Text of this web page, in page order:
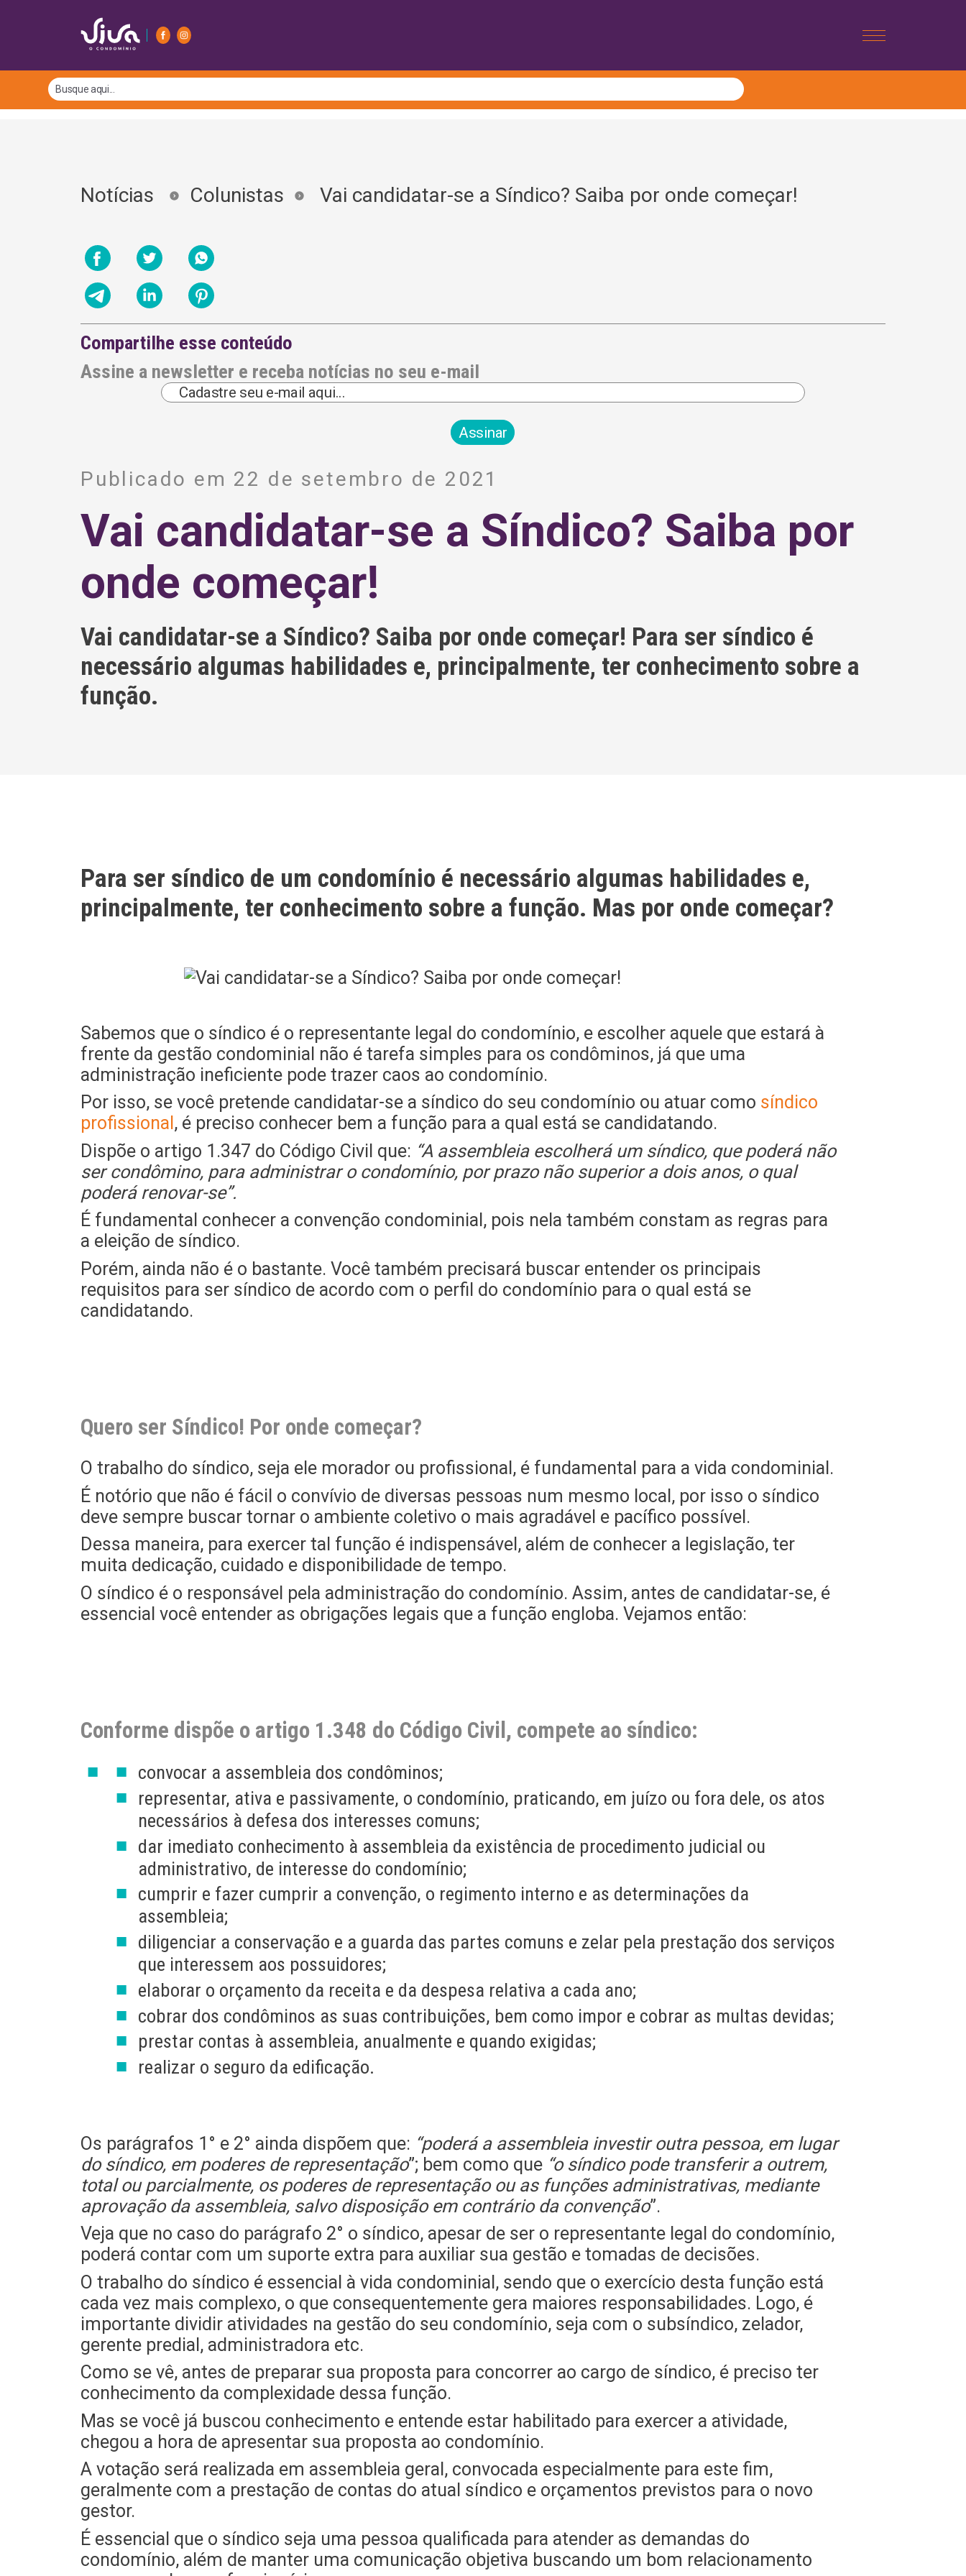
Notícias Colunistas Vai candidatar-se a Síndico? Saiba por onde começar!
Compartilhe esse conteúdo
Assine a newsletter e receba notícias no seu e-mail
e
n
a
e
:
Publicado em 22 de setembro de 2021
Vai candidatar-se a Síndico? Saiba por
onde começar!
Vai candidatar-se a Síndico? Saiba por onde começar! Para ser síndico é
necessário algumas habilidades e, principalmente, ter conhecimento sobre a
função.
Para ser síndico de um condomínio é necessário algumas habilidades e,
principalmente, ter conhecimento sobre a função. Mas por onde começar?
Sabemos que o síndico é o representante legal do condomínio, e escolher aquele que estará à
frente da gestão condominial não é tarefa simples para os condôminos, já que uma
administração ineficiente pode trazer caos ao condomínio.
Por isso, se você pretende candidatar-se a síndico do seu condomínio ou atuar como síndico
profissional , é preciso conhecer bem a função para a qual está se candidatando.
Dispõe o artigo 1.347 do Código Civil que: “A assembleia escolherá um síndico, que poderá não
ser condômino, para administrar o condomínio, por prazo não superior a dois anos, o qual
poderá renovar-se”.
É fundamental conhecer a convenção condominial, pois nela também constam as regras para
a eleição de síndico.
Porém, ainda não é o bastante. Você também precisará buscar entender os principais
requisitos para ser síndico de acordo com o perfil do condomínio para o qual está se
candidatando.
Quero ser Síndico! Por onde começar?
O trabalho do síndico, seja ele morador ou profissional, é fundamental para a vida condominial.
É notório que não é fácil o convívio de diversas pessoas num mesmo local, por isso o síndico
deve sempre buscar tornar o ambiente coletivo o mais agradável e pacífico possível.
Dessa maneira, para exercer tal função é indispensável, além de conhecer a legislação, ter
muita dedicação, cuidado e disponibilidade de tempo.
O síndico é o responsável pela administração do condomínio. Assim, antes de candidatar-se, é
essencial você entender as obrigações legais que a função engloba. Vejamos então:
Conforme dispõe o artigo 1.348 do Código Civil, compete ao síndico:
convocar a assembleia dos condôminos;
representar, ativa e passivamente, o condomínio, praticando, em juízo ou fora dele, os atos
necessários à defesa dos interesses comuns;
dar imediato conhecimento à assembleia da existência de procedimento judicial ou
administrativo, de interesse do condomínio;
cumprir e fazer cumprir a convenção, o regimento interno e as determinações da
assembleia;
diligenciar a conservação e a guarda das partes comuns e zelar pela prestação dos serviços
que interessem aos possuidores;
elaborar o orçamento da receita e da despesa relativa a cada ano;
cobrar dos condôminos as suas contribuições, bem como impor e cobrar as multas devidas;
prestar contas à assembleia, anualmente e quando exigidas;
realizar o seguro da edificação.
Os parágrafos 1° e 2° ainda dispõem que: “poderá a assembleia investir outra pessoa, em lugar
do síndico, em poderes de representação”; bem como que “o síndico pode transferir a outrem,
total ou parcialmente, os poderes de representação ou as funções administrativas, mediante
aprovação da assembleia, salvo disposição em contrário da convenção”.
Veja que no caso do parágrafo 2° o síndico, apesar de ser o representante legal do condomínio,
poderá contar com um suporte extra para auxiliar sua gestão e tomadas de decisões.
O trabalho do síndico é essencial à vida condominial, sendo que o exercício desta função está
cada vez mais complexo, o que consequentemente gera maiores responsabilidades. Logo, é
importante dividir atividades na gestão do seu condomínio, seja com o subsíndico, zelador,
gerente predial, administradora etc.
Como se vê, antes de preparar sua proposta para concorrer ao cargo de síndico, é preciso ter
conhecimento da complexidade dessa função.
Mas se você já buscou conhecimento e entende estar habilitado para exercer a atividade,
chegou a hora de apresentar sua proposta ao condomínio.
A votação será realizada em assembleia geral, convocada especialmente para este fim,
geralmente com a prestação de contas do atual síndico e orçamentos previstos para o novo
gestor.
É essencial que o síndico seja uma pessoa qualificada para atender as demandas do
condomínio, além de manter uma comunicação objetiva buscando um bom relacionamento